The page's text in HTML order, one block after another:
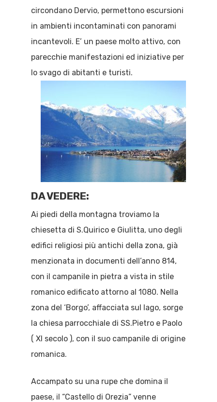
circondano Dervio, permettono escursioni
in ambienti incontaminati con panorami
incantevoli. E’ un paese molto attivo, con
parecchie manifestazioni ed iniziative per
lo svago di abitanti e turisti.
DA VEDERE:
Ai piedi della montagna troviamo la
chiesetta di S.Quirico e Giulitta, uno degli
edifici religiosi più antichi della zona, già
menzionata in documenti dell’anno 814,
con il campanile in pietra a vista in stile
romanico edificato attorno al 1080. Nella
zona del ‘Borgo’, affacciata sul lago, sorge
la chiesa parrocchiale di SS.Pietro e Paolo
( XI secolo ), con il suo campanile di origine
romanica.
Accampato su una rupe che domina il
paese, il “Castello di Orezia” venne